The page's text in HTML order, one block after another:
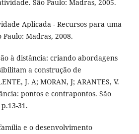
São Paulo: Madras, 2005.
Aplicada - Recursos para uma
Madras, 2008.
à distância: criando abordagens
a construção de
J. A; MORAN, J; ARANTES, V.
pontos e contrapontos. São
31.
e o desenvolvimento